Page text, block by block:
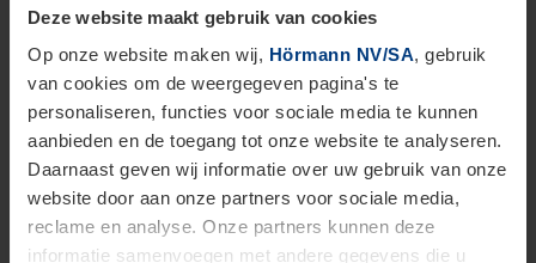
Deze website maakt gebruik van cookies
Op onze website maken wij, Hörmann NV/SA, gebruik
van cookies om de weergegeven pagina's te
personaliseren, functies voor sociale media te kunnen
aanbieden en de toegang tot onze website te analyseren.
Daarnaast geven wij informatie over uw gebruik van onze
website door aan onze partners voor sociale media,
reclame en analyse. Onze partners kunnen deze
informatie samenvoegen met andere gegevens die u